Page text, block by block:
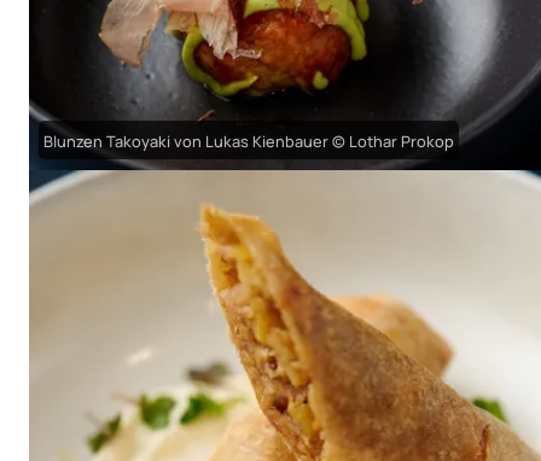
Blunzen Takoyaki von Lukas Kienbauer © Lothar Prokop